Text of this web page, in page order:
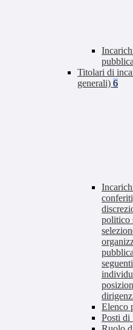
Titolari di
generali) 6
politico
Elenco
Posti di